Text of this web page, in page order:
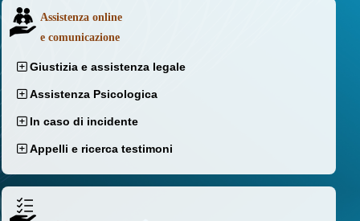
Assistenza online
e comunicazione
Giustizia e assistenza legale
Assistenza Psicologica
In caso di incidente
Appelli e ricerca testimoni